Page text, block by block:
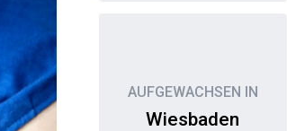
AUFGEWACHSEN IN
Wiesbaden